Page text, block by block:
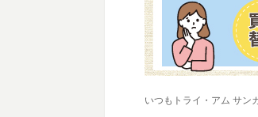
いつもトライ・アム サン